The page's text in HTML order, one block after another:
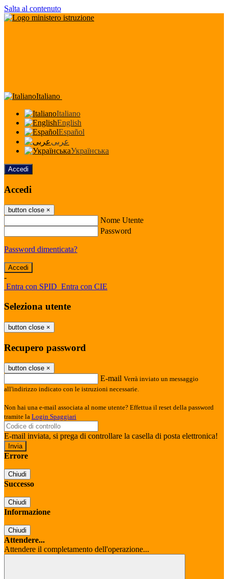
Salta al contenuto
Italiano
Italiano
English
Español
عربى
Українська
Accedi
Accedi
button close ×
Nome Utente
Password
Password dimenticata?
-
Entra con SPID Entra con CIE
Seleziona utente
button close ×
Recupero password
button close ×
E-mail Verrà inviato un messaggio
all'indirizzo indicato con le istruzioni necessarie.
Non hai una e-mail associata al nome utente? Effettua il reset della password
tramite la Login Spaggiari
E-mail inviata, si prega di controllare la casella di posta elettronica!
Errore
Chiudi
Successo
Chiudi
Informazione
Chiudi
Attendere...
Attendere il completamento dell'operazione...